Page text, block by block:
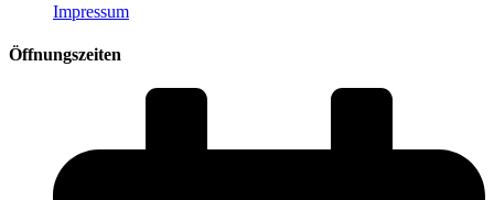
Impressum
Öffnungszeiten